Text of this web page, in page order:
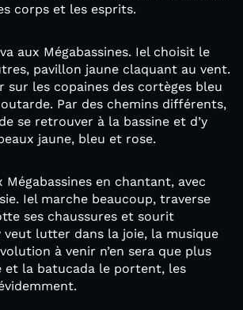
corps et les esprits.
va aux Mégabassines. Iel choisit le
pavillon jaune claquant au vent.
sur les copaines des cortèges bleu
Par des chemins différents,
se retrouver à la bassine et d’y
jaune, bleu et rose.
Mégabassines en chantant, avec
Iel marche beaucoup, traverse
ses chaussures et sourit
veut lutter dans la joie, la musique
à venir n’en sera que plus
et la batucada le portent, les